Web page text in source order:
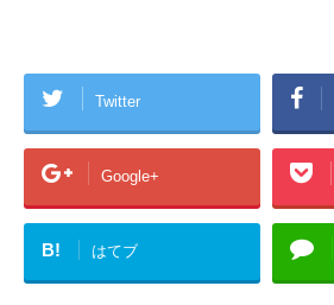
Twitter
Google+
B! はてブ